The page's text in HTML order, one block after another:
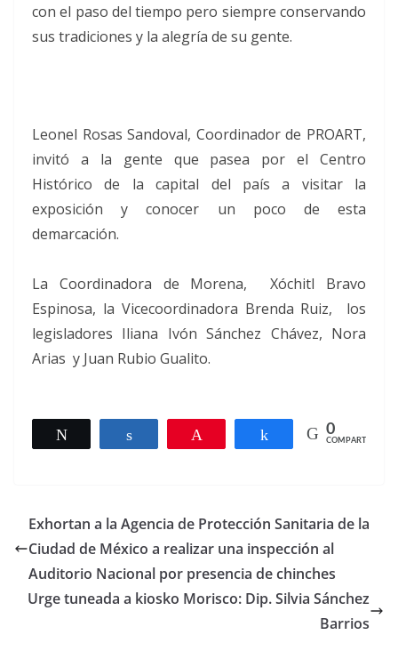
con el paso del tiempo pero siempre conservando
sus tradiciones y la alegría de su gente.
Leonel Rosas Sandoval, Coordinador de PROART,
invitó a la gente que pasea por el Centro
Histórico de la capital del país a visitar la
exposición y conocer un poco de esta
demarcación.
La Coordinadora de Morena, Xóchitl Bravo
Espinosa, la Vicecoordinadora Brenda Ruiz, los
legisladores Iliana Ivón Sánchez Chávez, Nora
Arias y Juan Rubio Gualito.
Compartir Compartir
0
COMPARTIR
Exhortan a la Agencia de Protección Sanitaria de la
Ciudad de México a realizar una inspección al
Auditorio Nacional por presencia de chinches
Urge tuneada a kiosko Morisco: Dip. Silvia Sánchez
Barrios